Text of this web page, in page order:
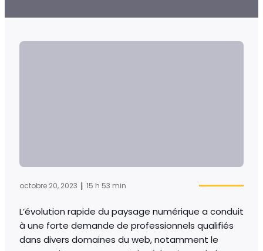
octobre 20, 2023 | 15 h 53 min
L’évolution rapide du paysage numérique a conduit
à une forte demande de professionnels qualifiés
dans divers domaines du web, notamment le